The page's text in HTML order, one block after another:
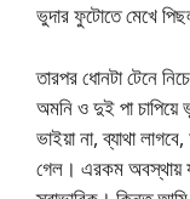
ভুদার ফুটোতে মেখে
তারপর ধোনটা টেনে
অমনি ও দুই পা
ভাইয়া না, ব্যাথা
গেল। এরকম অবস্থায়